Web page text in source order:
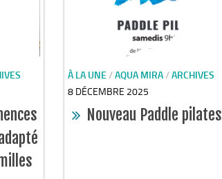
À LA UNE/AQUA MIRA/ARCHIVES
8 DÉCEMBRE 2025
Nouveau Paddle pilates